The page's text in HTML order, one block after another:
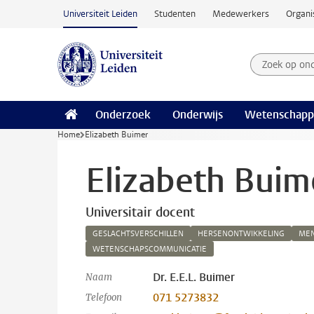
Ga naar hoofdinhoud
Universiteit Leiden Studenten Medewerkers
Zoek op
Zoekterm
Onderzoek Onderwijs
Home Elizabeth Buimer
Elizabeth
Universitair docent
GESLACHTSVERSCHILLEN HERSENONTWIKKELING
WETENSCHAPSCOMMUNICATIE
Naam Dr. E.E.L. Buimer
Telefoon 071 5273832